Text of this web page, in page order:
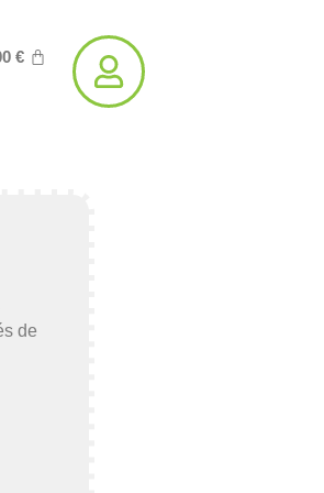
€
de